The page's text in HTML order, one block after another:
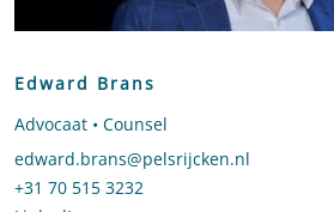
Edward Brans
Advocaat • Counsel
Stuur een e-mail naar Edward Brans
edward.brans@pelsrijcken.nl
Bel naar Edward Brans
+31 70 515 3232